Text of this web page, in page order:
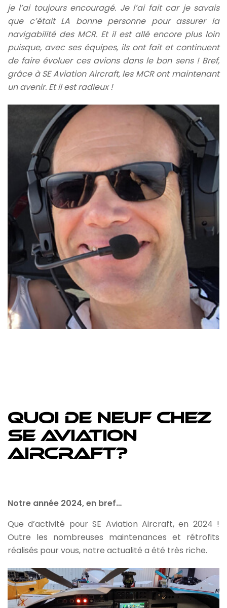
je l’ai toujours encouragé. Je l’ai fait car je savais
que c’était LA bonne personne pour assurer la
navigabilité des MCR. Et il est allé encore plus loin
puisque, avec ses équipes, ils ont fait et continuent
de faire évoluer ces avions dans le bon sens ! Bref,
grâce à SE Aviation Aircraft, les MCR ont maintenant
un avenir. Et il est radieux !
QUOI DE NEUF CHEZ
SE AVIATION
AIRCRAFT?
Notre année 2024, en bref…
Que d’activité pour SE Aviation Aircraft, en 2024 !
Outre les nombreuses maintenances et rétrofits
réalisés pour vous, notre actualité a été très riche.